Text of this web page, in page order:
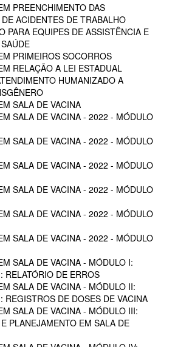
PREENCHIMENTO DAS
ACIDENTES DE TRABALHO
PARA EQUIPES DE ASSISTÊNCIA E
PRIMEIROS SOCORROS
RELAÇÃO A LEI ESTADUAL
HUMANIZADO A
SALA DE VACINA
SALA DE VACINA - 2022 - MÓDULO
SALA DE VACINA - 2022 - MÓDULO
SALA DE VACINA - 2022 - MÓDULO
SALA DE VACINA - 2022 - MÓDULO
SALA DE VACINA - 2022 - MÓDULO
SALA DE VACINA - 2022 - MÓDULO
SALA DE VACINA - MÓDULO I:
RELATÓRIO DE ERROS
SALA DE VACINA - MÓDULO II:
REGISTROS DE DOSES DE VACINA
SALA DE VACINA - MÓDULO III:
PLANEJAMENTO EM SALA DE